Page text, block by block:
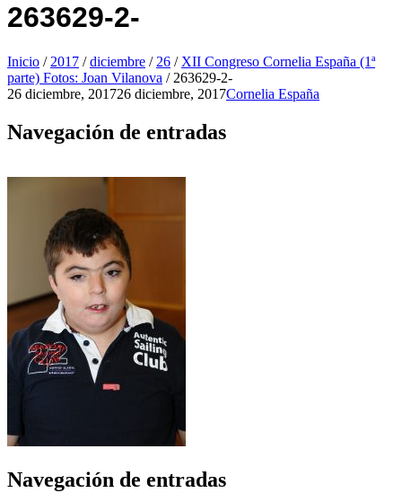
263629-2-
Inicio / 2017 / diciembre / 26 / XII Congreso Cornelia España (1ª
parte) Fotos: Joan Vilanova / 263629-2-
26 diciembre, 201726 diciembre, 2017Cornelia España
Navegación de entradas
Navegación de entradas